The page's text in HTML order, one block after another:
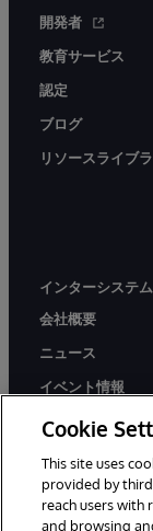
開発者
教育サービス
認定
ブログ
リソースライブ
インターシステ
会社概要
ニュース
イベント情報
採用情報
Cookie
This site uses
provided by
reach users
and browsing